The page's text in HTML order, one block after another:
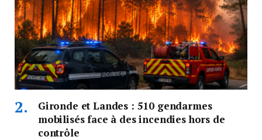
Gironde et Landes : 510 gendarmes
mobilisés face à des incendies hors de
contrôle